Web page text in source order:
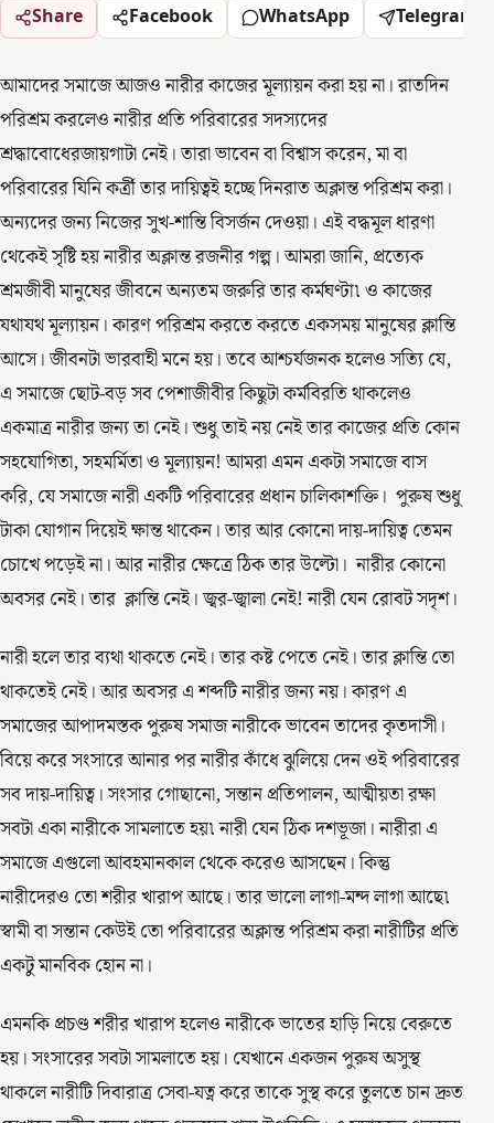
Share Facebook WhatsApp Telegram
আমাদের সমাজে আজও নারীর কাজের মূল্যায়ন করা হয় না। রাতদিন
পরিশ্রম করলেও নারীর প্রতি পরিবারের সদস্যদের
শ্রদ্ধাবোধেরজায়গাটা নেই। তারা ভাবেন বা বিশ্বাস করেন, মা বা
পরিবারের যিনি কর্ত্রী তার দায়িত্বই হচ্ছে দিনরাত অক্লান্ত পরিশ্রম করা।
অন্যদের জন্য নিজের সুখ-শান্তি বিসর্জন দেওয়া। এই বদ্ধমূল ধারণা
থেকেই সৃষ্টি হয় নারীর অক্লান্ত রজনীর গল্প। আমরা জানি, প্রত্যেক
শ্রমজীবী মানুষের জীবনে অন্যতম জরুরি তার কর্মঘণ্টা৷ ও কাজের
যথাযথ মূল্যায়ন। কারণ পরিশ্রম করতে করতে একসময় মানুষের ক্লান্তি
আসে। জীবনটা ভারবাহী মনে হয়। তবে আশ্চর্যজনক হলেও সত্যি যে,
এ সমাজে ছোট-বড় সব পেশাজীবীর কিছুটা কর্মবিরতি থাকলেও
একমাত্র নারীর জন্য তা নেই। শুধু তাই নয় নেই তার কাজের প্রতি কোন
সহযোগিতা, সহমর্মিতা ও মূল্যায়ন! আমরা এমন একটা সমাজে বাস
করি, যে সমাজে নারী একটি পরিবারের প্রধান চালিকাশক্তি। পুরুষ শুধু
টাকা যোগান দিয়েই ক্ষান্ত থাকেন। তার আর কোনো দায়-দায়িত্ব তেমন
চোখে পড়েই না। আর নারীর ক্ষেত্রে ঠিক তার উল্টো। নারীর কোনো
অবসর নেই। তার ক্লান্তি নেই। জ্বর-জ্বালা নেই! নারী যেন রোবট সদৃশ।
নারী হলে তার ব্যথা থাকতে নেই। তার কষ্ট পেতে নেই। তার ক্লান্তি তো
থাকতেই নেই। আর অবসর এ শব্দটি নারীর জন্য নয়। কারণ এ
সমাজের আপাদমস্তক পুরুষ সমাজ নারীকে ভাবেন তাদের কৃতদাসী।
বিয়ে করে সংসারে আনার পর নারীর কাঁধে ঝুলিয়ে দেন ওই পরিবারের
সব দায়-দায়িত্ব। সংসার গোছানো, সন্তান প্রতিপালন, আত্মীয়তা রক্ষা
সবটা একা নারীকে সামলাতে হয়৷ নারী যেন ঠিক দশভূজা। নারীরা এ
সমাজে এগুলো আবহমানকাল থেকে করেও আসছেন। কিন্তু
নারীদেরও তো শরীর খারাপ আছে। তার ভালো লাগা-মন্দ লাগা আছে৷
স্বামী বা সন্তান কেউই তো পরিবারের অক্লান্ত পরিশ্রম করা নারীটির প্রতি
একটু মানবিক হোন না।
এমনকি প্রচণ্ড শরীর খারাপ হলেও নারীকে ভাতের হাড়ি নিয়ে বেরুতে
হয়। সংসারের সবটা সামলাতে হয়। যেখানে একজন পুরুষ অসুস্থ
থাকলে নারীটি দিবারাত্র সেবা-যত্ন করে তাকে সুস্থ করে তুলতে চান দ্রুত